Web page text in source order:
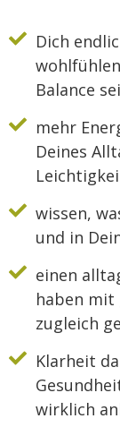
Dich
Balance
mehr
Deines
wissen,
und in
einen
haben mit
zugleich
Klarheit
wirklich